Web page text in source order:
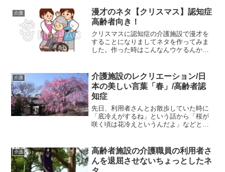
った語呂合わせが好評だっ...
介護
漫才のネタ【クリスマス】認知症
高齢者向き！
クリスマスに認知症の介護施設で漫才を
することになりましてネタを作ってみま
した。作った時はこんなんウケるんかな
漫才を作るときに、いろいろとネットで
拾おうと思って検索したの...
介護
介護施設のレクリエーション/日
本の美しい言葉「春」/高齢者認
知症
先日、利用者さんとお散歩していた時に
「底冷えがするね」という話から「桜が
咲く頃は花冷えというんだよ」などと会
があるのか調べてくるね♪そう約束したの
で、ちょいと調べてみる...
介護
高齢者施設の介護職員の利用者さ
んを退屈させないちょっとしたネ